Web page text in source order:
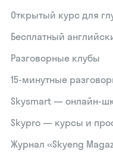
Открытый курс для
Бесплатный
Разговорные клубы
15‑минутные
Skysmart — онлайн-
Skypro — курсы и
Журнал «Skyeng